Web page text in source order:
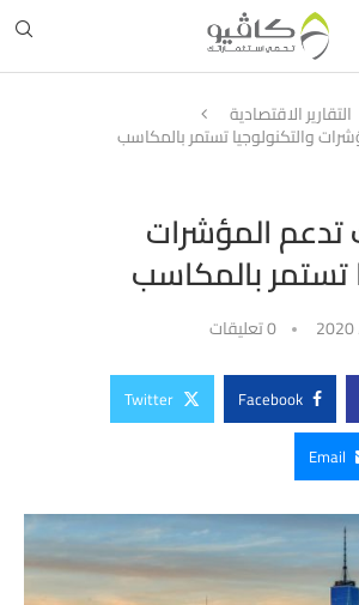
التقارير الاقتصادية
والتكنولوجيا تستمر بالمكاسب
تدعم المؤشرات
تستمر بالمكاسب
0 تعليقات
Facebook
Twitter
Email